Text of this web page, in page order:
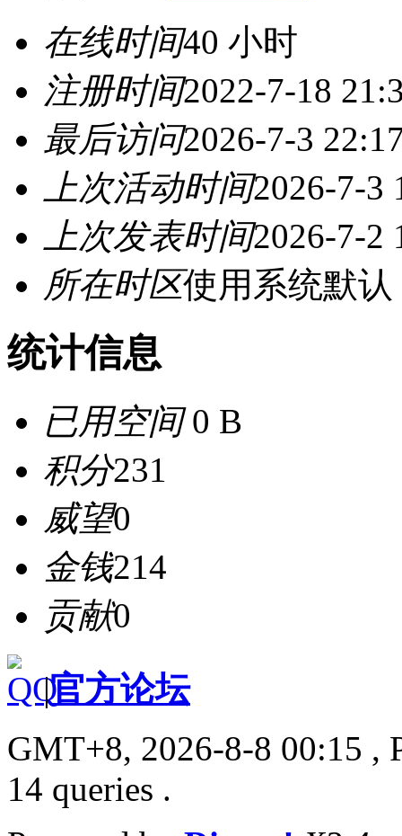
在线时间40 小时
注册时间2022-7-18
最后访问2026-7-3
上次活动时间2026-7-3
上次发表时间2026-7-2
所在时区使用系统默认
统计信息
已用空间0 B
积分231
威望0
金钱214
贡献0
|官方论坛
GMT+8, 2026-8-8 00:15 ,
14 queries .